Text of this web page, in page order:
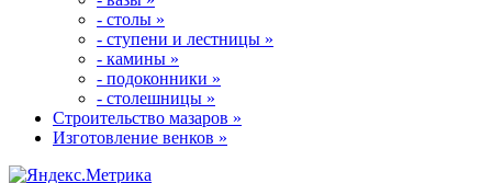
- столы »
- ступени и лестницы »
- камины »
- подоконники »
- столешницы »
Строительство мазаров »
Изготовление венков »